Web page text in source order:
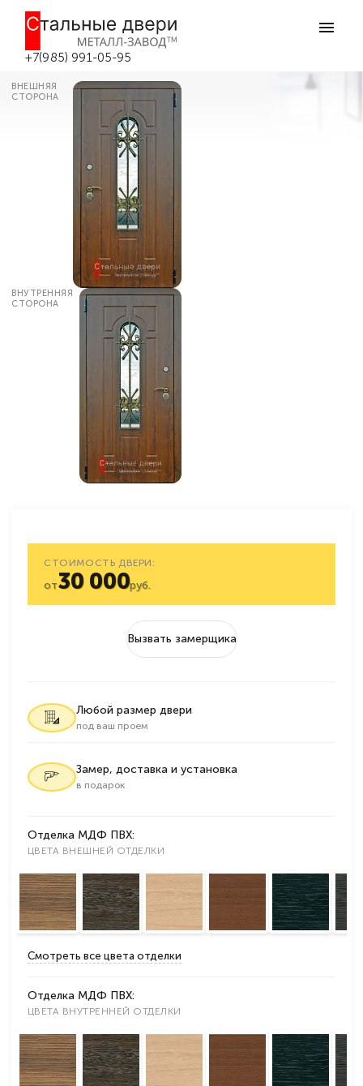
+7(985) 991-05-95
Металлическая дверь со стеклом
уличная №27 в Боровске
ВНЕШНЯЯ
СТОРОНА
ВНУТРЕННЯЯ
СТОРОНА
СТОИМОСТЬ ДВЕРИ:
от30 000руб.
Вызвать замерщика
Любой размер двери
под ваш проем
Замер, доставка и установка
в подарок
Отделка МДФ ПВХ:
ЦВЕТА ВНЕШНЕЙ ОТДЕЛКИ
Смотреть все цвета отделки
Отделка МДФ ПВХ:
ЦВЕТА ВНУТРЕННЕЙ ОТДЕЛКИ